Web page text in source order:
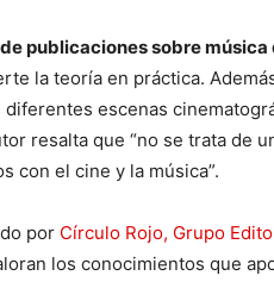
publicaciones sobre música
la teoría en práctica.
escenas
resalta que “no se trata de
con el cine y la música”.
por Círculo Rojo, Grupo
los conocimientos que